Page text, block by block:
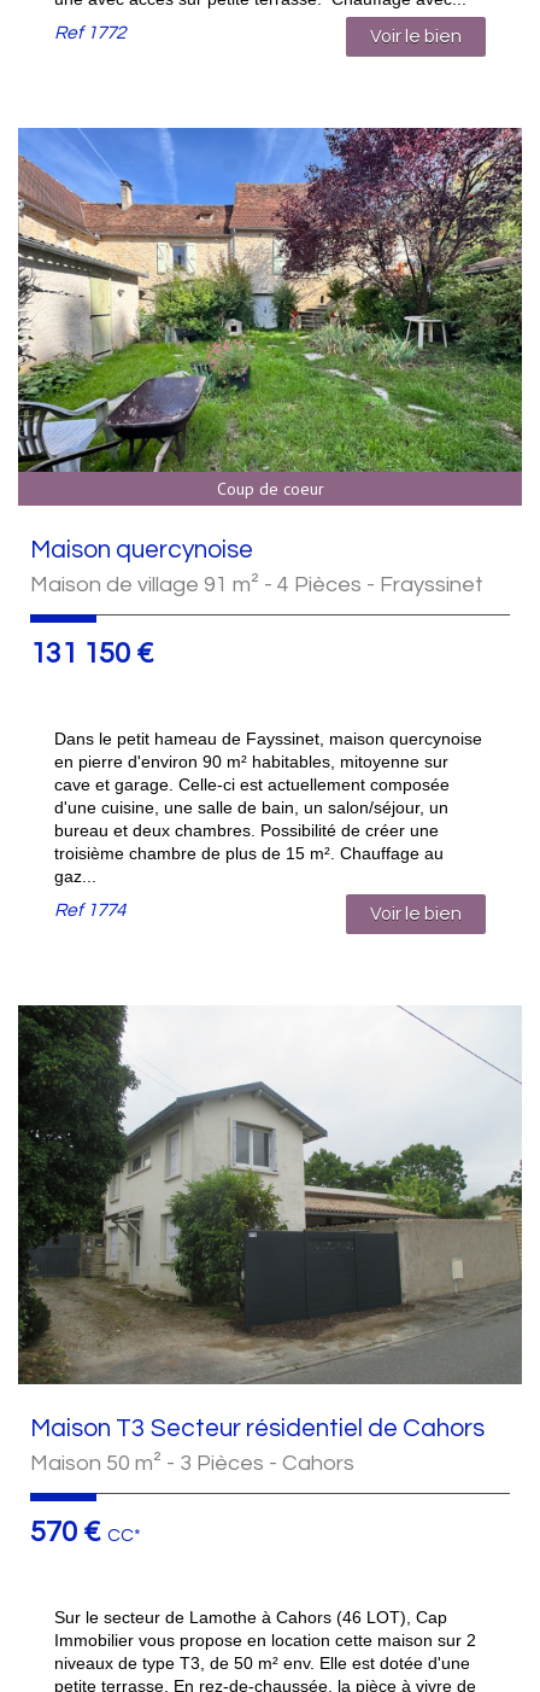
Ref1772 Voir le bien
Coup de coeur
Maison quercynoise
Maison de village 91 m² - 4 Pièces - Frayssinet
131 150 €
Dans le petit hameau de Fayssinet, maison quercynoise
en pierre d'environ 90 m² habitables, mitoyenne sur
cave et garage. Celle-ci est actuellement composée
d'une cuisine, une salle de bain, un salon/séjour, un
bureau et deux chambres. Possibilité de créer une
troisième chambre de plus de 15 m². Chauffage au
gaz...
Ref1774 Voir le bien
Maison T3 Secteur résidentiel de Cahors
Maison 50 m² - 3 Pièces - Cahors
570 € CC*
Sur le secteur de Lamothe à Cahors (46 LOT), Cap
Immobilier vous propose en location cette maison sur 2
niveaux de type T3, de 50 m² env. Elle est dotée d'une
petite terrasse. En rez-de-chaussée, la pièce à vivre de